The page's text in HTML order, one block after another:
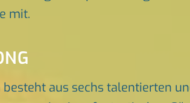
mit.
besteht aus sechs talentierten